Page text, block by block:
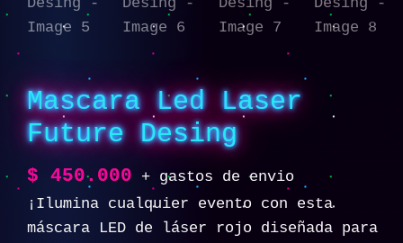
Mascara Led Laser
Future Desing
$ 450.000
+ gastos de envio
¡Ilumina cualquier evento con esta
máscara LED de láser rojo diseñada para